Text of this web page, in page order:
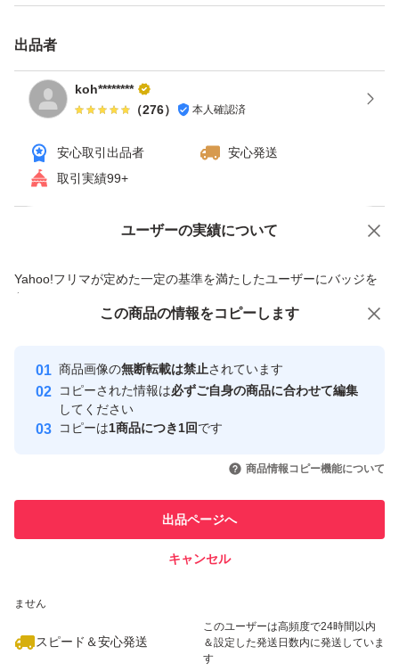
ください。
・肌に異常が生じた際は使用を中止し、皮膚科専門医へご
相談ください。
・開封後は早めのご使用をおすすめします。
【配送について】
お支払い確認後、通常1～2日以内に発送いたします。
※トラブル防止のため、返品・交換はご遠慮いただいてお
出品者
koh********
（276） 本人確認済
安心取引出品者
安心発送
取引実績99+
ユーザーの実績について
Yahoo!フリマが定めた一定の基準を満たしたユーザーにバッジを
付与しています
安心取引出品者
心・安全なユーザーです
取引実績
引を完了させた実績があります
での取引実績があります
ません
スピード＆安心発送
このユーザーは高頻度で24時間以内
＆設定した発送日数内に発送していま
す
価格の相談 商品への質問
この商品の情報をコピーします
商品画像の無断転載は禁止されています
コピーされた情報は必ずご自身の商品に合わせて編集
してください
コピーは1商品につき1回です
商品情報コピー機能について
出品ページへ
キャンセル
この商品をみている人にオススメ